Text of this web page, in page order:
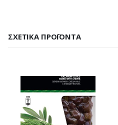
ΣΧΕΤΙΚΆ ΠΡΟΪΌΝΤΑ